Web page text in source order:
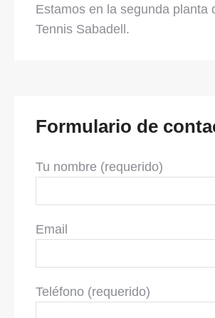
Estamos en la segunda planta
Tennis Sabadell.
Formulario de
Tu nombre (requerido)
Email
Teléfono (requerido)